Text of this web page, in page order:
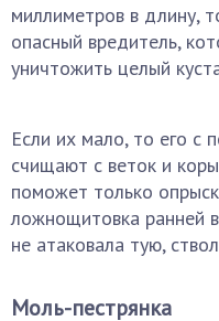
миллиметров в длину,
опасный вредитель,
уничтожить целый
Если их мало, то его
счищают с веток и
поможет только
ложнощитовка ранней
не атаковала тую,
Моль-пестрянка